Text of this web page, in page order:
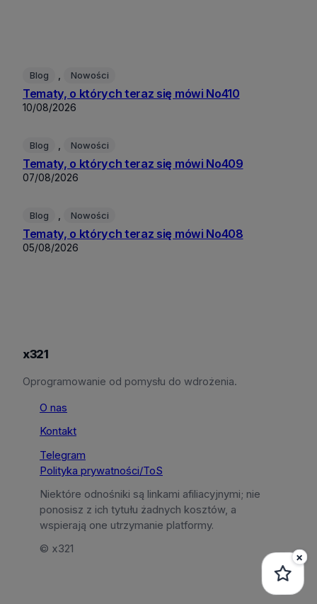
Blog Nowości
Tematy, o których teraz się mówi No410
10/08/2026
Blog Nowości
Tematy, o których teraz się mówi No409
07/08/2026
Blog Nowości
Tematy, o których teraz się mówi No408
05/08/2026
x321
Oprogramowanie od pomysłu do wdrożenia.
O nas
Kontakt
Telegram
Polityka prywatności/ToS
Niektóre odnośniki są linkami afiliacyjnymi; nie
ponosisz z ich tytułu żadnych kosztów, a
wspierają one utrzymanie platformy.
© x321
×